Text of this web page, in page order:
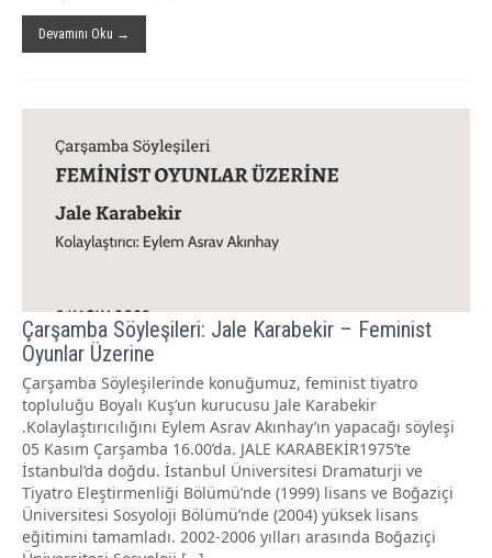
Devamını Oku →
Çarşamba Söyleşileri: Jale Karabekir – Feminist
Oyunlar Üzerine
Çarşamba Söyleşilerinde konuğumuz, feminist tiyatro
topluluğu Boyalı Kuş’un kurucusu Jale Karabekir
.Kolaylaştırıcılığını Eylem Asrav Akınhay’ın yapacağı söyleşi
05 Kasım Çarşamba 16.00’da. JALE KARABEKİR1975’te
İstanbul’da doğdu. İstanbul Üniversitesi Dramaturji ve
Tiyatro Eleştirmenliği Bölümü’nde (1999) lisans ve Boğaziçi
Üniversitesi Sosyoloji Bölümü’nde (2004) yüksek lisans
eğitimini tamamladı. 2002-2006 yılları arasında Boğaziçi